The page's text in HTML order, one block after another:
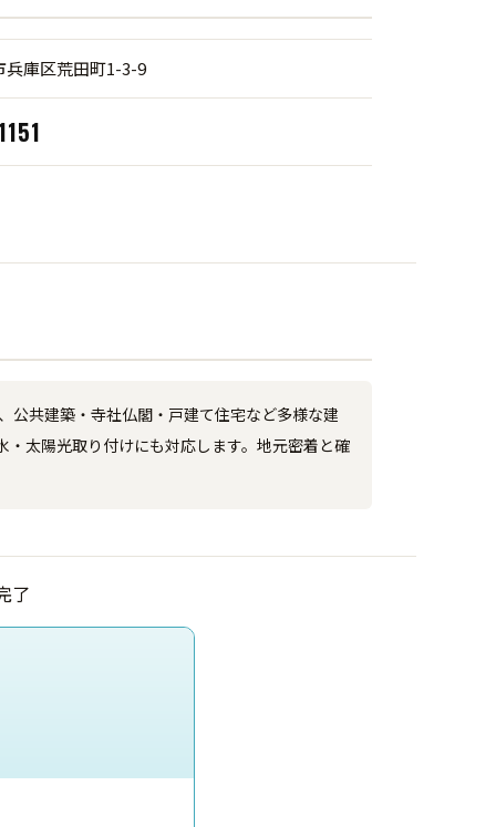
兵庫区荒田町1-3-9
公共建築・寺社仏閣・戸建て住宅など多様な建
太陽光取り付けにも対応します。地元密着と確